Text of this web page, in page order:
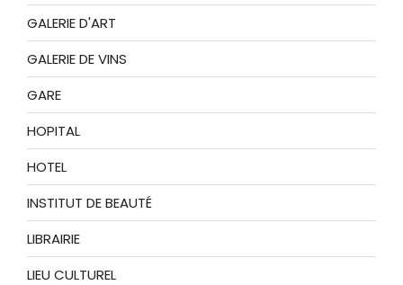
GALERIE D'ART
GALERIE DE VINS
GARE
HOPITAL
HOTEL
INSTITUT DE BEAUTÉ
LIBRAIRIE
LIEU CULTUREL